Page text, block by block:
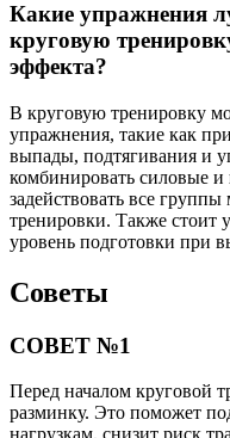
Какие упражнения
круговую
эффекта?
В круговую тренировку
упражнения, такие как
выпады, подтягивания и
комбинировать силовые и
задействовать все
тренировки. Также стоит
уровень подготовки при
Советы
СОВЕТ №1
Перед началом круговой
разминку. Это поможет